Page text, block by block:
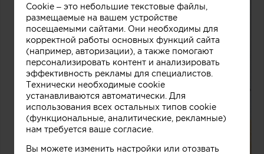
Cookie – это небольшие текстовые файлы,
размещаемые на вашем устройстве
посещаемыми сайтами. Они необходимы для
корректной работы основных функций сайта
(например, авторизации), а также помогают
персонализировать контент и анализировать
эффективность рекламы для специалистов.
Технически необходимые cookie
устанавливаются автоматически. Для
использования всех остальных типов cookie
(функциональные, аналитические, рекламные)
нам требуется ваше согласие.
Вы можете изменить настройки или отозвать